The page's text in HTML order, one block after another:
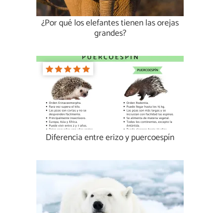
¿Por qué los elefantes tienen las orejas
grandes?
Diferencia entre erizo y puercoespín